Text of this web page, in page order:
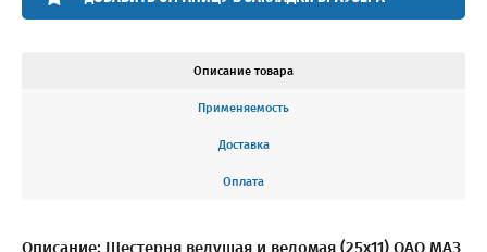
Описание товара
Применяемость
Доставка
Оплата
Описание: Шестерня ведущая и ведомая (25х11) ОАО МАЗ